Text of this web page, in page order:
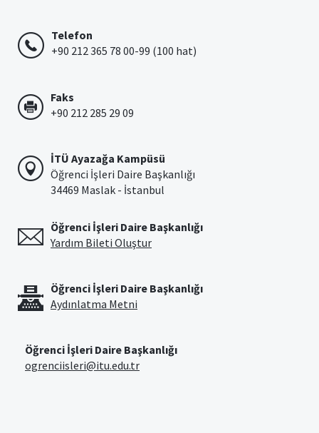
Telefon
+90 212 365 78 00-99 (100 hat)
Faks
+90 212 285 29 09
İTÜ Ayazağa Kampüsü
Öğrenci İşleri Daire Başkanlığı
34469 Maslak - İstanbul
Öğrenci İşleri Daire Başkanlığı
Yardım Bileti Oluştur
Öğrenci İşleri Daire Başkanlığı
Aydınlatma Metni
Öğrenci İşleri Daire Başkanlığı
ogrenciisleri@itu.edu.tr